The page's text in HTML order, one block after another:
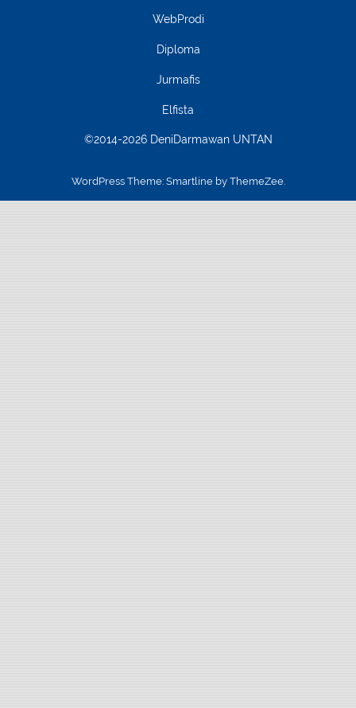
WebProdi
Diploma
Jurmafis
Elfista
©2014-2026 DeniDarmawan UNTAN
WordPress Theme: Smartline by ThemeZee.